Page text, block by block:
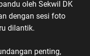
oleh Sekwil DK
dengan sesi foto
dilantik.
penting,